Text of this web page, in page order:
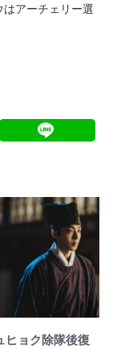
はアーチェリー選
ヒョク除隊後復